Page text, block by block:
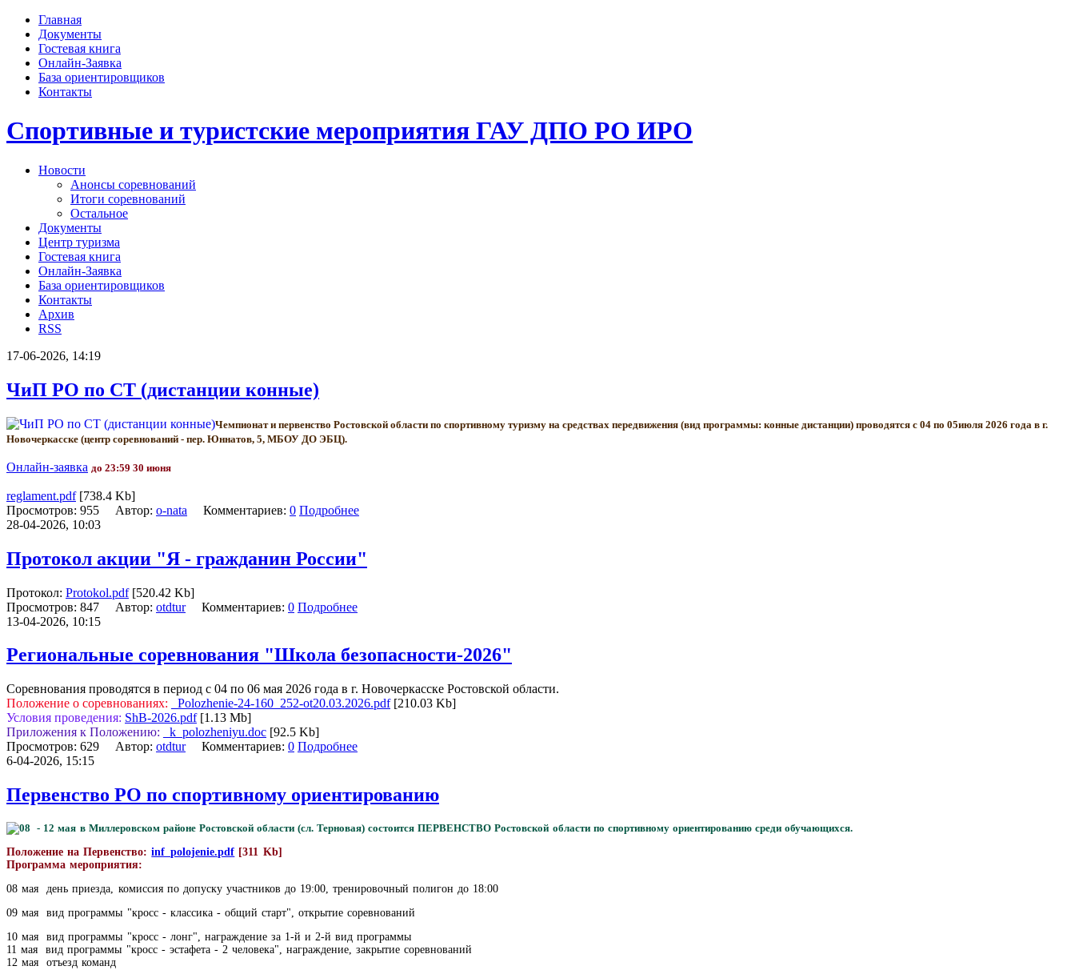
Главная
Документы
Гостевая книга
Онлайн-Заявка
База ориентировщиков
Контакты
Спортивные и туристские мероприятия ГАУ ДПО РО ИРО
Новости
Анонсы соревнований
Итоги соревнований
Остальное
Документы
Центр туризма
Гостевая книга
Онлайн-Заявка
База ориентировщиков
Контакты
Архив
RSS
17-06-2026, 14:19
ЧиП РО по СТ (дистанции конные)
Чемпионат и первенство Ростовской области по спортивному туризму на средствах передвижения (вид программы: конные дистанции) проводятся с 04 по 05июля 2026 года в г.
Новочеркасске (центр соревнований - пер. Юннатов, 5, МБОУ ДО ЭБЦ).
Онлайн-заявка до 23:59 30 июня
reglament.pdf[738.4 Kb]
Просмотров: 955 Автор: o-nata Комментариев: 0 Подробнее
28-04-2026, 10:03
Протокол акции "Я - гражданин России"
Протокол: Protokol.pdf[520.42 Kb]
Просмотров: 847 Автор: otdturКомментариев: 0 Подробнее
13-04-2026, 10:15
Региональные соревнования "Школа безопасности-2026"
Соревнования проводятся в период с 04 по 06 мая 2026 года в г. Новочеркасске Ростовской области.
Положение о соревнованиях:
_Polozhenie-24-160_252-ot20.03.2026.pdf[210.03 Kb]
Условия проведения: ShB-2026.pdf[1.13 Mb]
Приложения к Положению:
_k_polozheniyu.doc [92.5 Kb]
Просмотров: 629 Автор: otdturКомментариев: 0 Подробнее
6-04-2026, 15:15
Первенство РО по спортивному ориентированию
08 - 12 мая в Миллеровском районе Ростовской области (сл. Терновая) состоится ПЕРВЕНСТВО Ростовской области по спортивному ориентированию среди обучающихся.
Положение на Первенство:inf_polojenie.pdf [311 Kb]
Программа мероприятия:
08 маядень приезда, комиссия по допуску участников до 19:00, тренировочный полигон до 18:00
09 мая вид программы "кросс - классика - общий старт", открытие соревнований
10 мая вид программы "кросс - лонг", награждение за 1-й и 2-й вид программы
11 мая вид программы "кросс - эстафета - 2 человека", награждение, закрытие соревнований
12 маяотъезд команд